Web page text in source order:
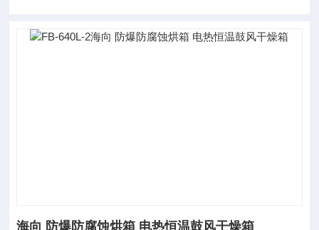
海向 防爆防腐蚀烘箱 电热恒温鼓风干燥箱